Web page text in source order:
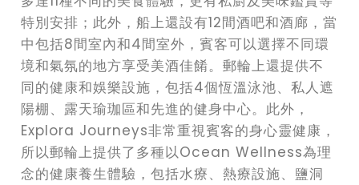
特別安排；此外，船上還設有12間酒吧和酒廊，當
中包括8間室內和4間室外，賓客可以選擇不同環
境和氣氛的地方享受美酒佳餚。郵輪上還提供不
同的健康和娛樂設施，包括4個恆溫泳池、私人遮
陽棚、露天瑜珈區和先進的健身中心。此外，
Explora Journeys非常重視賓客的身心靈健康，
所以郵輪上提供了多種以Ocean Wellness為理
念的健康養生體驗，包括水療、熱療設施、鹽洞